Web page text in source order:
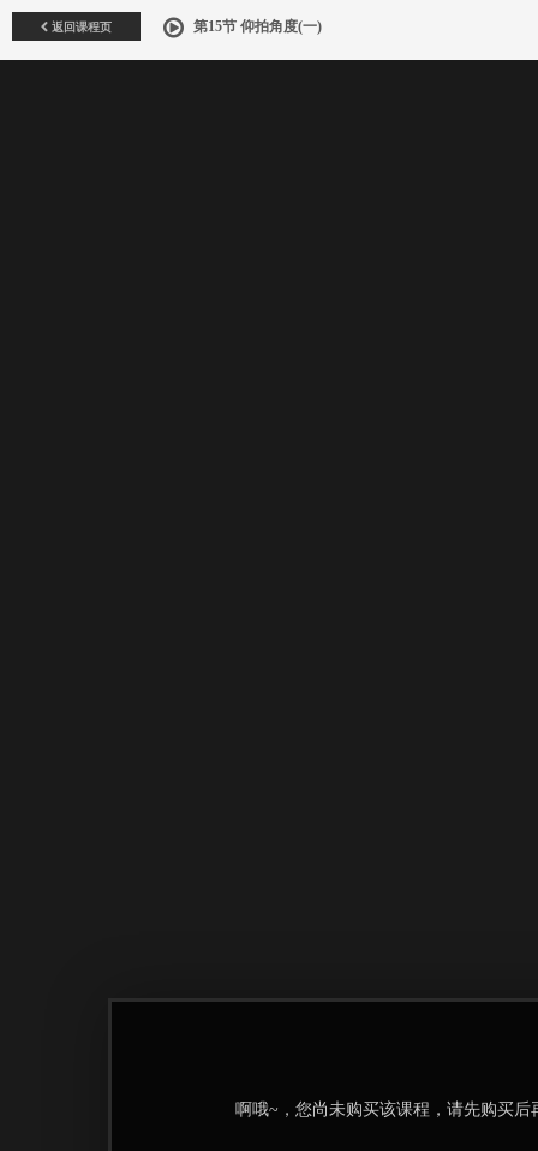
返回课程页 第15节 仰拍角度(一)
啊哦~，您尚未购买该课程，请先购买后